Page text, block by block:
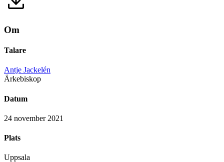
Om
Talare
Antje Jackelén
Ärkebiskop
Datum
24 november 2021
Plats
Uppsala